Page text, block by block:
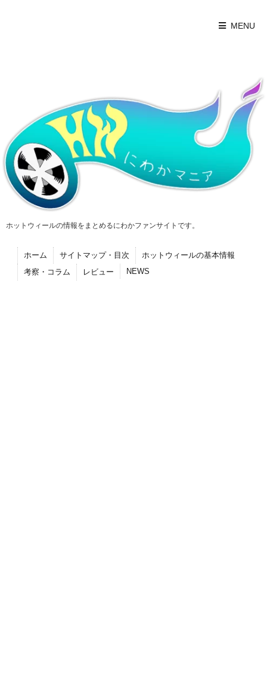
MENU
ホットウィールの情報をまとめるにわかファンサイトです。
ホーム サイトマップ・目次
ホットウィールの基本情報
考察・コラム
レビュー NEWS